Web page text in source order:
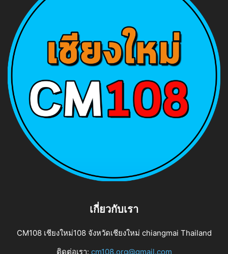
เกี่ยวกับเรา
CM108 เชียงใหม่108 จังหวัดเชียงใหม่ chiangmai Thailand
ติดต่อเรา: cm108.org@gmail.com